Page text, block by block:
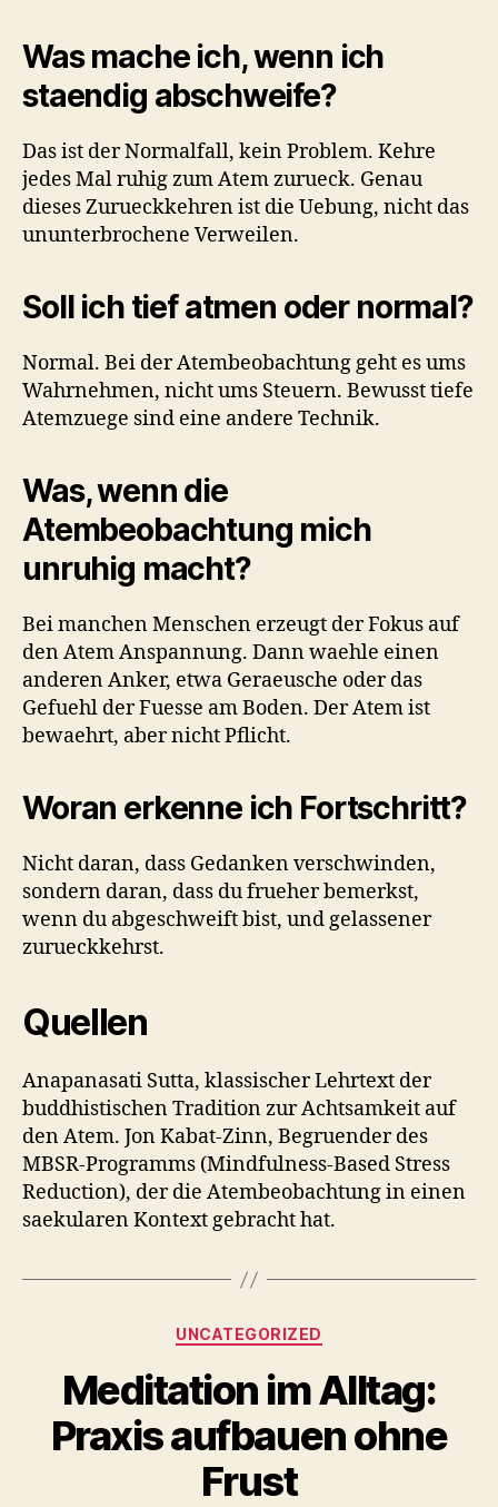
Was mache ich, wenn ich
staendig abschweife?
Das ist der Normalfall, kein Problem. Kehre
jedes Mal ruhig zum Atem zurueck. Genau
dieses Zurueckkehren ist die Uebung, nicht das
ununterbrochene Verweilen.
Soll ich tief atmen oder normal?
Normal. Bei der Atembeobachtung geht es ums
Wahrnehmen, nicht ums Steuern. Bewusst tiefe
Atemzuege sind eine andere Technik.
Was, wenn die
Atembeobachtung mich
unruhig macht?
Bei manchen Menschen erzeugt der Fokus auf
den Atem Anspannung. Dann waehle einen
anderen Anker, etwa Geraeusche oder das
Gefuehl der Fuesse am Boden. Der Atem ist
bewaehrt, aber nicht Pflicht.
Woran erkenne ich Fortschritt?
Nicht daran, dass Gedanken verschwinden,
sondern daran, dass du frueher bemerkst,
wenn du abgeschweift bist, und gelassener
zurueckkehrst.
Quellen
Anapanasati Sutta, klassischer Lehrtext der
buddhistischen Tradition zur Achtsamkeit auf
den Atem. Jon Kabat-Zinn, Begruender des
MBSR-Programms (Mindfulness-Based Stress
Reduction), der die Atembeobachtung in einen
saekularen Kontext gebracht hat.
Categories
UNCATEGORIZED
Meditation im Alltag:
Praxis aufbauen ohne
Frust